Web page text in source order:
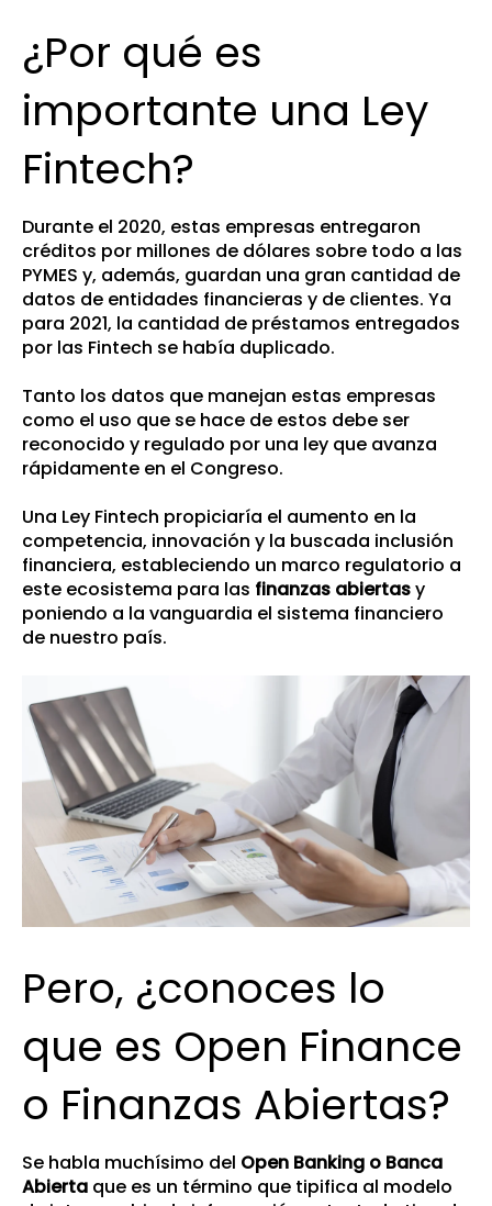
¿Por qué es
importante una Ley
Fintech?
Durante el 2020, estas empresas entregaron
créditos por millones de dólares sobre todo a las
PYMES y, además, guardan una gran cantidad de
datos de entidades financieras y de clientes. Ya
para 2021, la cantidad de préstamos entregados
por las Fintech se había duplicado.
Tanto los datos que manejan estas empresas
como el uso que se hace de estos debe ser
reconocido y regulado por una ley que avanza
rápidamente en el Congreso.
Una Ley Fintech propiciaría el aumento en la
competencia, innovación y la buscada inclusión
financiera, estableciendo un marco regulatorio a
este ecosistema para las finanzas abiertasy
poniendo a la vanguardia el sistema financiero
de nuestro país.
Pero, ¿conoces lo
que es Open Finance
o Finanzas Abiertas?
Se habla muchísimo del Open Banking o Banca
Abierta que es un término que tipifica al modelo